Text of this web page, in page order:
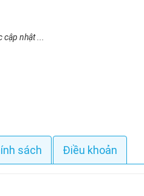
cập nhật ...
sách Điều khoản